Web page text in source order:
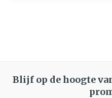
Blijf op de hoogte